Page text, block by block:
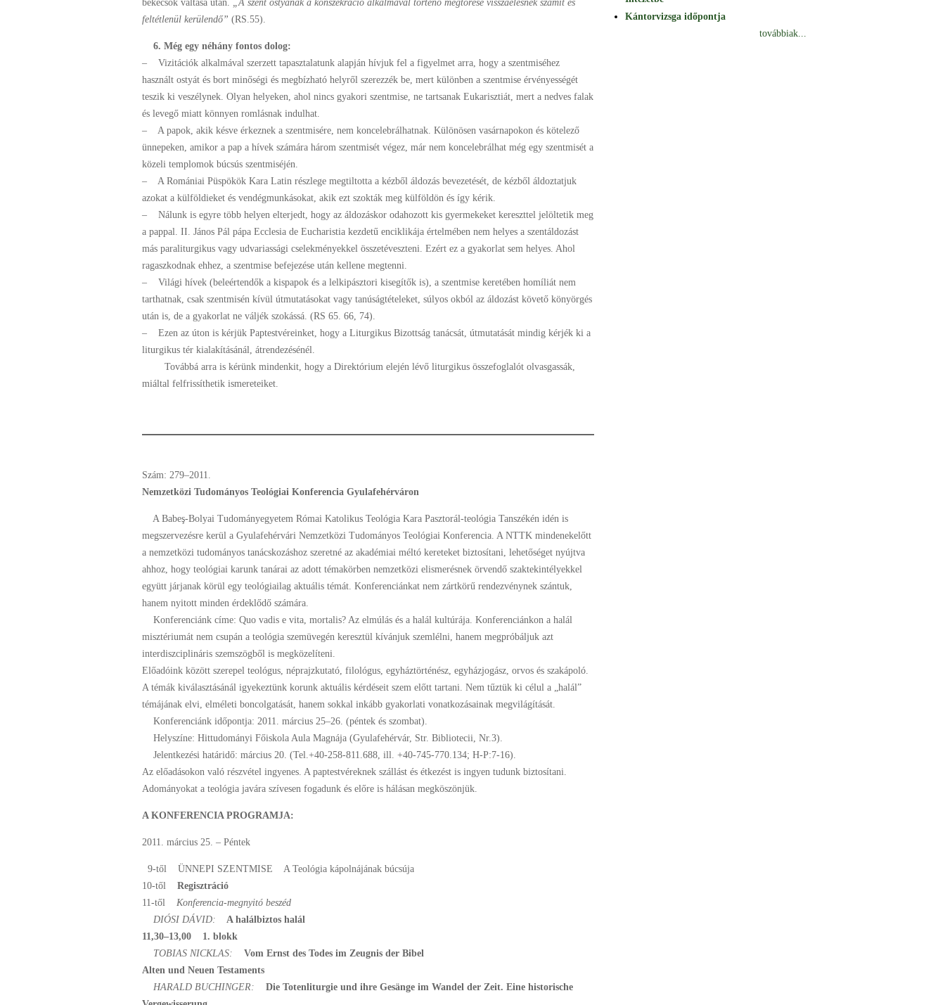
békecsók váltása után. „A szent ostyának a konszekráció alkalmával történő megtörése visszaélésnek számít és
feltétlenül kerülendő” (RS.55).
6. Még egy néhány fontos dolog:
– Vizitációk alkalmával szerzett tapasztalatunk alapján hívjuk fel a figyelmet arra, hogy a szentmiséhez
használt ostyát és bort minőségi és megbízható helyről szerezzék be, mert különben a szentmise érvényességét
teszik ki veszélynek. Olyan helyeken, ahol nincs gyakori szentmise, ne tartsanak Eukarisztiát, mert a nedves falak
és levegő miatt könnyen romlásnak indulhat.
– A papok, akik késve érkeznek a szentmisére, nem koncelebrálhatnak. Különösen vasárnapokon és kötelező
ünnepeken, amikor a pap a hívek számára három szentmisét végez, már nem koncelebrálhat még egy szentmisét a
közeli templomok búcsús szentmiséjén.
– A Romániai Püspökök Kara Latin részlege megtiltotta a kézből áldozás bevezetését, de kézből áldoztatjuk
azokat a külföldieket és vendégmunkásokat, akik ezt szokták meg külföldön és így kérik.
– Nálunk is egyre több helyen elterjedt, hogy az áldozáskor odahozott kis gyermekeket kereszttel jelöltetik meg
a pappal. II. János Pál pápa Ecclesia de Eucharistia kezdetű enciklikája értelmében nem helyes a szentáldozást
más paraliturgikus vagy udvariassági cselekményekkel összetéveszteni. Ezért ez a gyakorlat sem helyes. Ahol
ragaszkodnak ehhez, a szentmise befejezése után kellene megtenni.
– Világi hívek (beleértendők a kispapok és a lelkipásztori kisegítők is), a szentmise keretében homíliát nem
tarthatnak, csak szentmisén kívül útmutatásokat vagy tanúságtételeket, súlyos okból az áldozást követő könyörgés
után is, de a gyakorlat ne váljék szokássá. (RS 65. 66, 74).
– Ezen az úton is kérjük Paptestvéreinket, hogy a Liturgikus Bizottság tanácsát, útmutatását mindig kérjék ki a
liturgikus tér kialakításánál, átrendezésénél.
Továbbá arra is kérünk mindenkit, hogy a Direktórium elején lévő liturgikus összefoglalót olvasgassák,
miáltal felfrissíthetik ismereteiket.
Szám: 279–2011.
Nemzetközi Tudományos Teológiai Konferencia Gyulafehérváron
A Babeş-Bolyai Tudományegyetem Római Katolikus Teológia Kara Pasztorál-teológia Tanszékén idén is
megszervezésre kerül a Gyulafehérvári Nemzetközi Tudományos Teológiai Konferencia. A NTTK mindenekelőtt
a nemzetközi tudományos tanácskozáshoz szeretné az akadémiai méltó kereteket biztosítani, lehetőséget nyújtva
ahhoz, hogy teológiai karunk tanárai az adott témakörben nemzetközi elismerésnek örvendő szaktekintélyekkel
együtt járjanak körül egy teológiailag aktuális témát. Konferenciánkat nem zártkörű rendezvénynek szántuk,
hanem nyitott minden érdeklődő számára.
Konferenciánk címe: Quo vadis e vita, mortalis? Az elmúlás és a halál kultúrája. Konferenciánkon a halál
misztériumát nem csupán a teológia szemüvegén keresztül kívánjuk szemlélni, hanem megpróbáljuk azt
interdiszciplináris szemszögből is megközelíteni.
Előadóink között szerepel teológus, néprajzkutató, filológus, egyháztörténész, egyházjogász, orvos és szakápoló.
A témák kiválasztásánál igyekeztünk korunk aktuális kérdéseit szem előtt tartani. Nem tűztük ki célul a „halál”
témájának elvi, elméleti boncolgatását, hanem sokkal inkább gyakorlati vonatkozásainak megvilágítását.
Konferenciánk időpontja: 2011. március 25–26. (péntek és szombat).
Helyszíne: Hittudományi Főiskola Aula Magnája (Gyulafehérvár, Str. Bibliotecii, Nr.3).
Jelentkezési határidő: március 20. (Tel.+40-258-811.688, ill. +40-745-770.134; H-P:7-16).
Az előadásokon való részvétel ingyenes. A paptestvéreknek szállást és étkezést is ingyen tudunk biztosítani.
Adományokat a teológia javára szívesen fogadunk és előre is hálásan megköszönjük.
A KONFERENCIA PROGRAMJA:
2011. március 25. – Péntek
9-től ÜNNEPI SZENTMISE A Teológia kápolnájának búcsúja
10-től
Regisztráció
11-től
Konferencia-megnyitó beszéd
DIÓSI DÁVID:
A halálbiztos halál
11,30–13,00 1. blokk
TOBIAS NICKLAS:
Vom Ernst des Todes im Zeugnis der Bibel
Alten und Neuen Testaments
HARALD BUCHINGER:
Die Totenliturgie und ihre Gesänge im Wandel der Zeit. Eine historische
Kántorvizsga időpontja
továbbiak...